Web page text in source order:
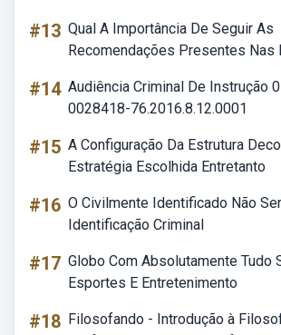
#13 Qual A Importância De Seguir As
Recomendações Presentes Nas
#14 Audiência Criminal De Instrução
0028418-76.2016.8.12.0001
#15 A Configuração Da Estrutura
Estratégia Escolhida Entretanto
#16 O Civilmente Identificado Não
Identificação Criminal
#17 Globo Com Absolutamente Tudo
Esportes E Entretenimento
#18 Filosofando - Introdução à